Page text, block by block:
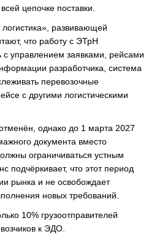
цепочке поставки.
развивающей
что работу с ЭТрН
с управлением заявками, рейсами
разработчика, система
перевозочные
с другими логистическими
однако до 1 марта 2027
документа вместо
ограничиваться устным
подчёркивает, что этот период
рынка и не освобождает
новых требований.
10% грузоотправителей
к ЭДО.